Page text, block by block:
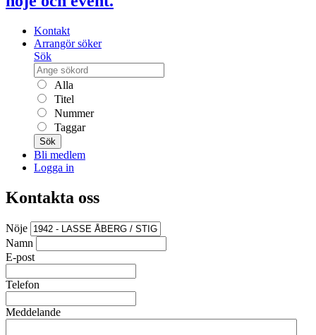
Kontakt
Arrangör söker
Sök
Alla
Titel
Nummer
Taggar
Sök
Bli medlem
Logga in
Kontakta oss
Nöje
Namn
E-post
Telefon
Meddelande